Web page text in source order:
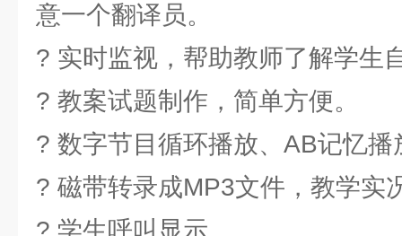
意一个翻译员。
? 实时监视，帮助教师了解学生
? 教案试题制作，简单方便。
? 数字节目循环播放、AB记忆播
? 磁带转录成MP3文件，教学实
? 学生呼叫显示